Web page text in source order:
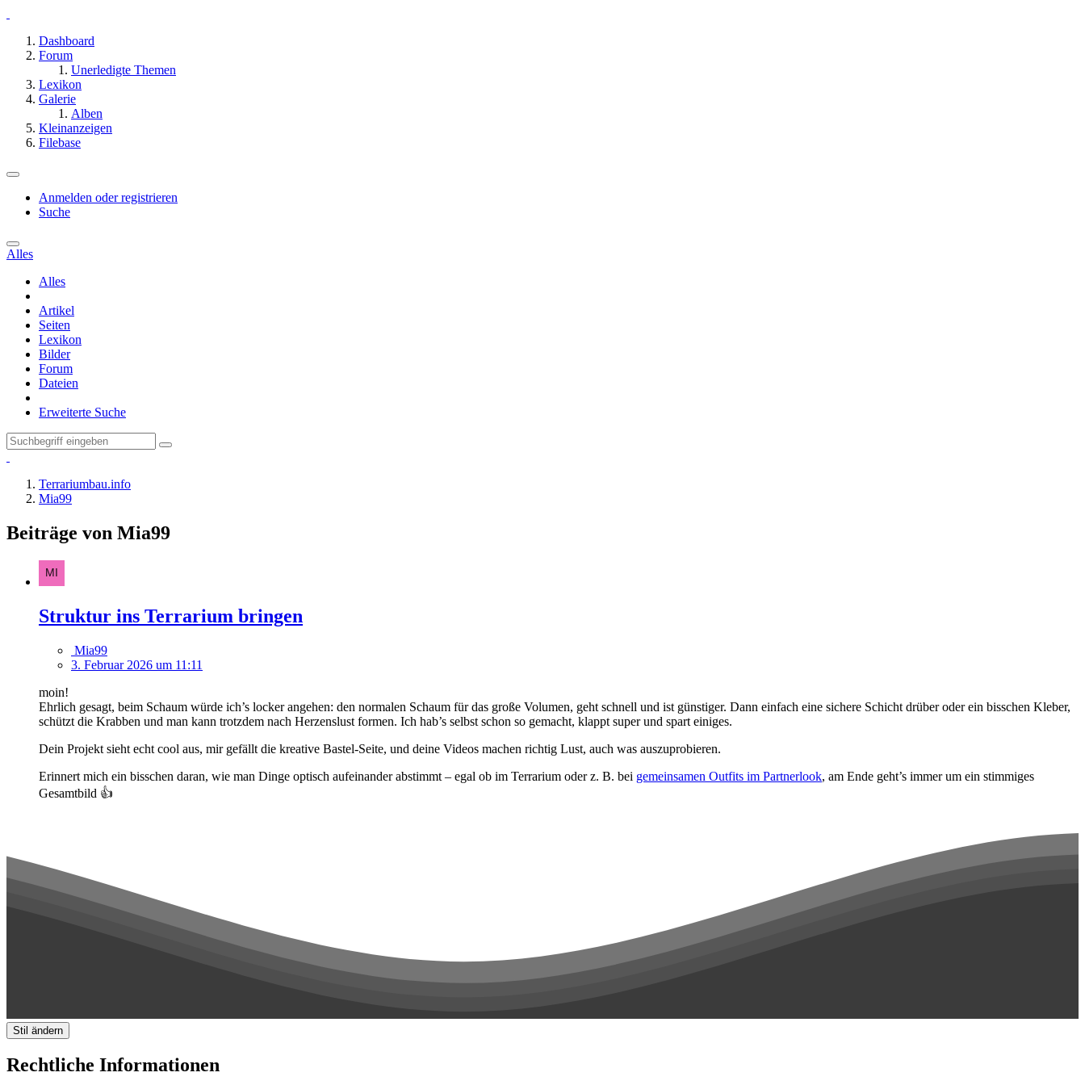
Dashboard
Forum
Unerledigte Themen
Lexikon
Galerie
Alben
Kleinanzeigen
Filebase
Anmelden oder registrieren
Suche
Alles
Alles
Artikel
Seiten
Lexikon
Bilder
Forum
Dateien
Erweiterte Suche
Terrariumbau.info
Mia99
Beiträge von Mia99
Struktur ins Terrarium bringen
Mia99
3. Februar 2026 um 11:11
moin!
Ehrlich gesagt, beim Schaum würde ich’s locker angehen: den normalen Schaum für das große Volumen, geht schnell und ist günstiger. Dann einfach eine sichere Schicht drüber oder ein bisschen Kleber,
schützt die Krabben und man kann trotzdem nach Herzenslust formen. Ich hab’s selbst schon so gemacht, klappt super und spart einiges.
Dein Projekt sieht echt cool aus, mir gefällt die kreative Bastel-Seite, und deine Videos machen richtig Lust, auch was auszuprobieren.
Erinnert mich ein bisschen daran, wie man Dinge optisch aufeinander abstimmt – egal ob im Terrarium oder z. B. bei gemeinsamen Outfits im Partnerlook, am Ende geht’s immer um ein stimmiges
Gesamtbild 👍
Stil ändern
Rechtliche Informationen